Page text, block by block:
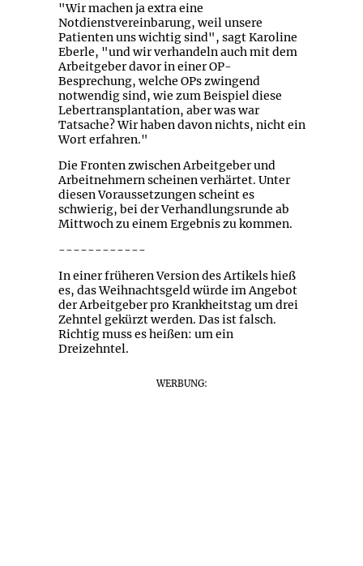
"Wir machen ja extra eine
Notdienstvereinbarung, weil unsere
Patienten uns wichtig sind", sagt Karoline
Eberle, "und wir verhandeln auch mit dem
Arbeitgeber davor in einer OP-
Besprechung, welche OPs zwingend
notwendig sind, wie zum Beispiel diese
Lebertransplantation, aber was war
Tatsache? Wir haben davon nichts, nicht ein
Wort erfahren."
Die Fronten zwischen Arbeitgeber und
Arbeitnehmern scheinen verhärtet. Unter
diesen Voraussetzungen scheint es
schwierig, bei der Verhandlungsrunde ab
Mittwoch zu einem Ergebnis zu kommen.
------------
In einer früheren Version des Artikels hieß
es, das Weihnachtsgeld würde im Angebot
der Arbeitgeber pro Krankheitstag um drei
Zehntel gekürzt werden. Das ist falsch.
Richtig muss es heißen: um ein
Dreizehntel.
WERBUNG: